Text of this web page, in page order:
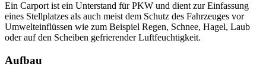
Ein Carport ist ein Unterstand für PKW und dient zur Einfassung
eines Stellplatzes als auch meist dem Schutz des Fahrzeuges vor
Umwelteinflüssen wie zum Beispiel Regen, Schnee, Hagel, Laub
oder auf den Scheiben gefrierender Luftfeuchtigkeit.
Aufbau